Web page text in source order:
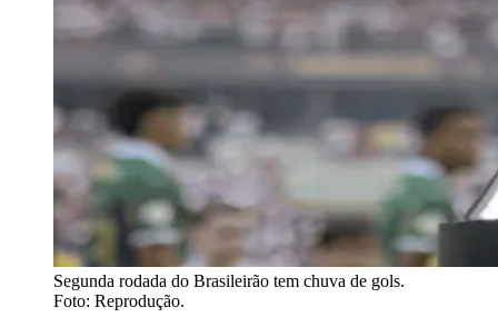
Segunda rodada do Brasileirão tem chuva de gols.
Foto: Reprodução.